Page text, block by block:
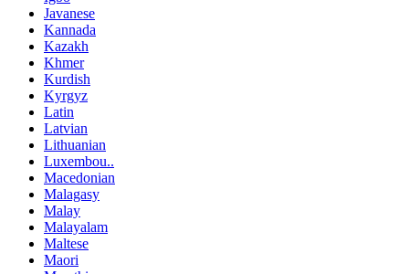
Javanese
Kannada
Kazakh
Khmer
Kurdish
Kyrgyz
Latin
Latvian
Lithuanian
Luxembou..
Macedonian
Malagasy
Malay
Malayalam
Maltese
Maori